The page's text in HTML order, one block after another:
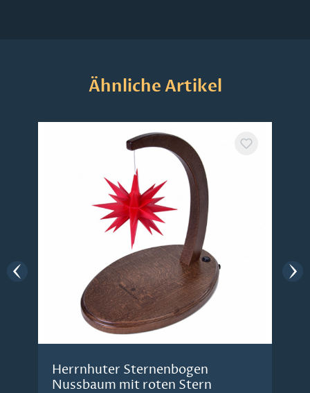
Produktgalerie überspringen
Ähnliche Artikel
Herrnhuter Sternenbogen
Nussbaum mit roten Stern